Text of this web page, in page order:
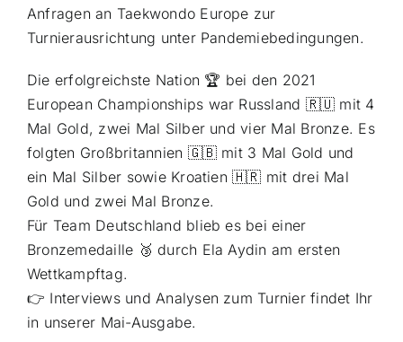
Anfragen an Taekwondo Europe zur
Turnierausrichtung unter Pandemiebedingungen.
Die erfolgreichste Nation 🏆 bei den 2021
European Championships war Russland 🇷🇺 mit 4
Mal Gold, zwei Mal Silber und vier Mal Bronze. Es
folgten Großbritannien 🇬🇧 mit 3 Mal Gold und
ein Mal Silber sowie Kroatien 🇭🇷 mit drei Mal
Gold und zwei Mal Bronze.
Für Team Deutschland blieb es bei einer
Bronzemedaille 🥉 durch Ela Aydin am ersten
Wettkampftag.
👉 Interviews und Analysen zum Turnier findet Ihr
in unserer Mai-Ausgabe.